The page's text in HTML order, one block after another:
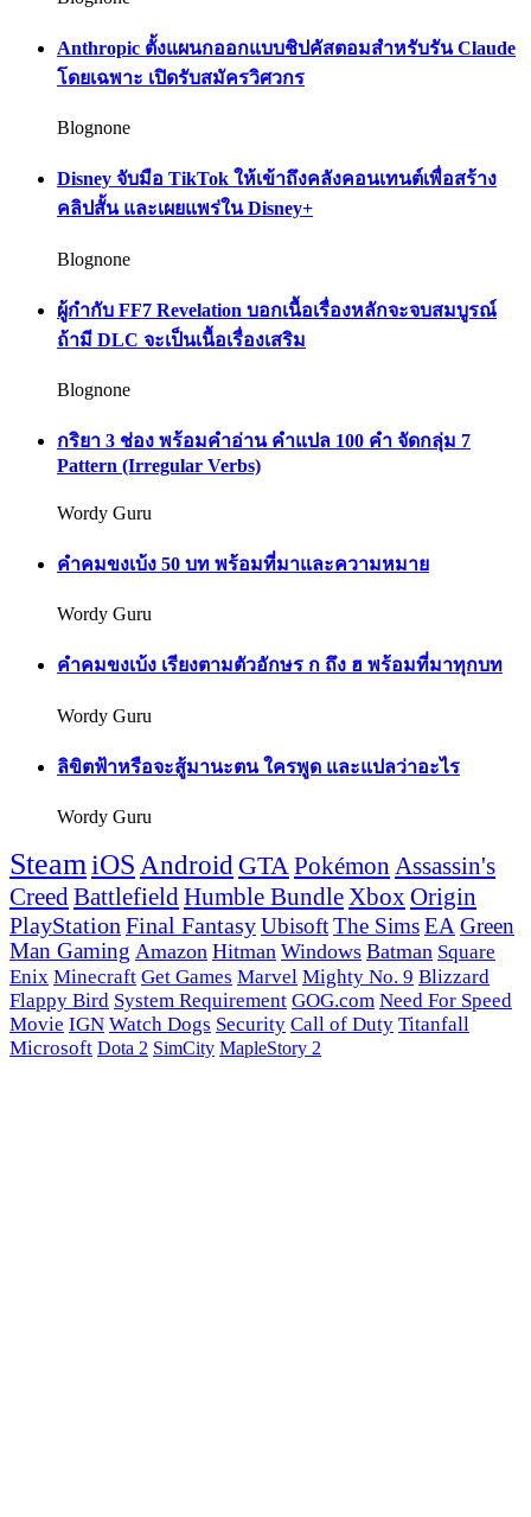
Anthropic ตั้งแผนกออกแบบชิปคัสตอมสำหรับรัน Claude
โดยเฉพาะ เปิดรับสมัครวิศวกร
Blognone
Disney จับมือ TikTok ให้เข้าถึงคลังคอนเทนต์เพื่อสร้าง
คลิปสั้น และเผยแพร่ใน Disney+
Blognone
ผู้กำกับ FF7 Revelation บอกเนื้อเรื่องหลักจะจบสมบูรณ์
ถ้ามี DLC จะเป็นเนื้อเรื่องเสริม
Blognone
กริยา 3 ช่อง พร้อมคำอ่าน คำแปล 100 คำ จัดกลุ่ม 7
Pattern (Irregular Verbs)
Wordy Guru
คำคมขงเบ้ง 50 บท พร้อมที่มาและความหมาย
Wordy Guru
คำคมขงเบ้ง เรียงตามตัวอักษร ก ถึง ฮ พร้อมที่มาทุกบท
Wordy Guru
ลิขิตฟ้าหรือจะสู้มานะตน ใครพูด และแปลว่าอะไร
Wordy Guru
SteamiOSAndroid GTAPokémon Assassin's
CreedBattlefieldHumble Bundle Xbox Origin
PlayStation Final FantasyUbisoftThe Sims EA Green
Man Gaming Amazon Hitman Windows Batman Square
Enix Minecraft Get Games Marvel Mighty No. 9 Blizzard
Flappy Bird System Requirement GOG.com Need For Speed
Movie IGN Watch Dogs Security Call of Duty Titanfall
Microsoft Dota 2 SimCity MapleStory 2